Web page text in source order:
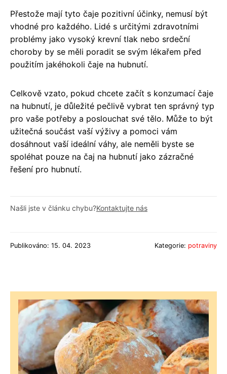
Přestože mají tyto čaje pozitivní účinky, nemusí být
vhodné pro každého. Lidé s určitými zdravotními
problémy jako vysoký krevní tlak nebo srdeční
choroby by se měli poradit se svým lékařem před
použitím jakéhokoli čaje na hubnutí.
Celkově vzato, pokud chcete začít s konzumací čaje
na hubnutí, je důležité pečlivě vybrat ten správný typ
pro vaše potřeby a poslouchat své tělo. Může to být
užitečná součást vaší výživy a pomoci vám
dosáhnout vaší ideální váhy, ale neměli byste se
spoléhat pouze na čaj na hubnutí jako zázračné
řešení pro hubnutí.
Našli jste v článku chybu?Kontaktujte nás
Publikováno: 15. 04. 2023 Kategorie: potraviny